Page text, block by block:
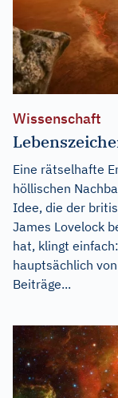
Wissenschaft
Eine rätselhafte
höllischen
Idee, die der
James Lovelock
hat, klingt
hauptsächlich
Beiträge...